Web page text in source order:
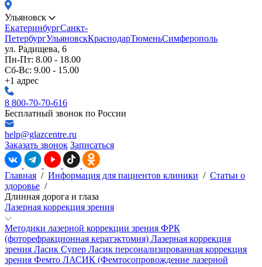
Ульяновск
ЕкатеринбургСанкт-
ПетербургУльяновскКраснодарТюменьСимферополь
ул. Радищева, 6
Пн-Пт: 8.00 - 18.00
Сб-Вс: 9.00 - 15.00
+1 адрес
8 800-70-70-616
Бесплатный звонок по России
help@glazcentre.ru
Заказать звонок Записаться
Главная / Информация для пациентов клиники / Статьи о
здоровье /
Длинная дорога и глаза
Лазерная коррекция зрения
Методики лазерной коррекции зрения ФРК
(фоторефракционная кератэктомия) Лазерная коррекция
зрения Ласик Супер Ласик персонализированная коррекция
зрения Фемто ЛАСИК (Фемтосопровождение лазерной